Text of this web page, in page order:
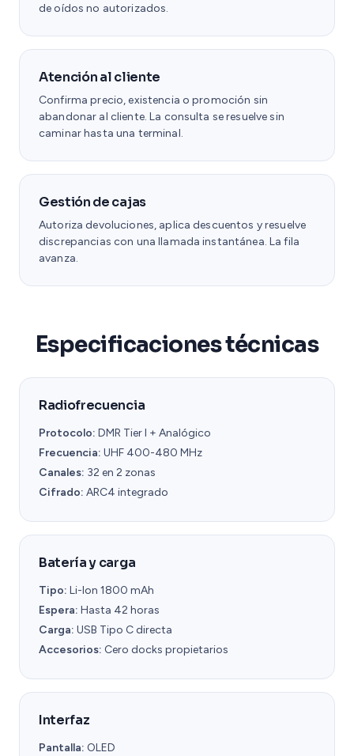
de oídos no autorizados.
Atención al cliente
Confirma precio, existencia o promoción sin
abandonar al cliente. La consulta se resuelve sin
caminar hasta una terminal.
Gestión de cajas
Autoriza devoluciones, aplica descuentos y resuelve
discrepancias con una llamada instantánea. La fila
avanza.
Especificaciones técnicas
Radiofrecuencia
Protocolo: DMR Tier I + Analógico
Frecuencia: UHF 400-480 MHz
Canales: 32 en 2 zonas
Cifrado: ARC4 integrado
Batería y carga
Tipo: Li-Ion 1800 mAh
Espera: Hasta 42 horas
Carga: USB Tipo C directa
Accesorios: Cero docks propietarios
Interfaz
Pantalla: OLED